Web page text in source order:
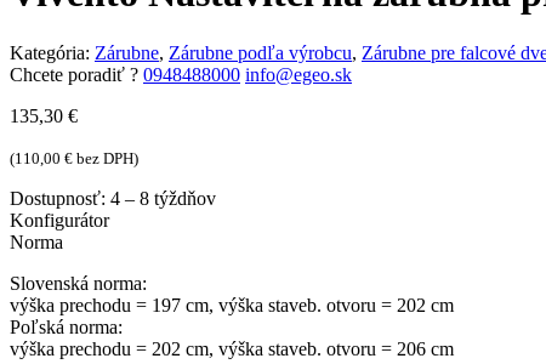
Kategória: Zárubne, Zárubne podľa výrobcu, Zárubne pre falcové
Chcete poradiť ? 0948488000 info@egeo.sk
135,30 €
(110,00 € bez DPH)
Dostupnosť: 4 – 8 týždňov
Konfigurátor
Norma
Slovenská norma:
výška prechodu = 197 cm, výška staveb. otvoru = 202 cm
Poľská norma:
výška prechodu = 202 cm, výška staveb. otvoru = 206 cm